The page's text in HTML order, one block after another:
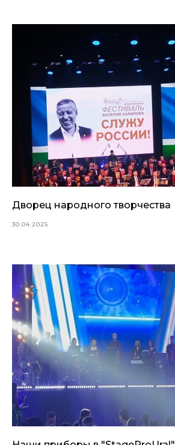
Дворец народного творчества
30.04.2025